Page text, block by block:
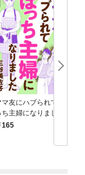
マ友にハブられてぼ
ち主婦になりました
分冊版】 1
165